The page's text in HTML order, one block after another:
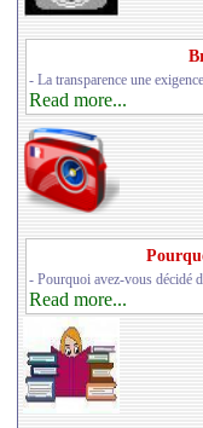
- La transparence une exigence
Read more...
- Pourquoi avez-vous décidé
Read more...